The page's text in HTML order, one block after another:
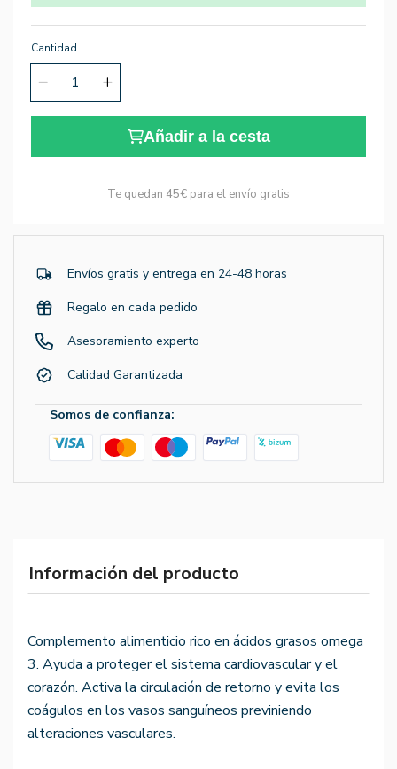
Cantidad
Añadir a la cesta
Te quedan 45€ para el envío gratis
Envíos gratis y entrega en 24-48 horas
Regalo en cada pedido
Asesoramiento experto
Calidad Garantizada
Somos de confianza:
Información del producto
Complemento alimenticio rico en ácidos grasos omega
3. Ayuda a proteger el sistema cardiovascular y el
corazón. Activa la circulación de retorno y evita los
coágulos en los vasos sanguíneos previniendo
alteraciones vasculares.